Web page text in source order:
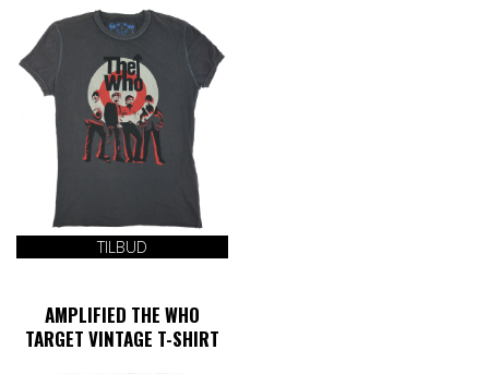
TILBUD
AMPLIFIED THE WHO
TARGET VINTAGE T-SHIRT